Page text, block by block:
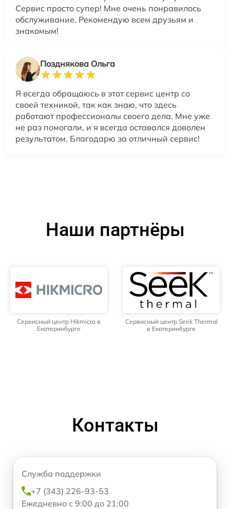
Сервис просто супер! Мне очень понравилось
обслуживание. Рекомендую всем друзьям и
знакомым!
Позднякова Ольга
Я всегда обращаюсь в этот сервис центр со
своей техникой, так как знаю, что здесь
работают профессионалы своего дела. Мне уже
не раз помогали, и я всегда оставался доволен
результатом. Благодарю за отличный сервис!
Наши партнёры
Сервисный центр Hikmicro в
Екатеринбурге
Сервисный центр Seek Thermal
в Екатеринбурге
Контакты
Служба поддержки
+7 (343) 226-93-53
Ежедневно с 9:00 до 21:00